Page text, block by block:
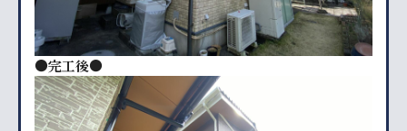
●完工後●